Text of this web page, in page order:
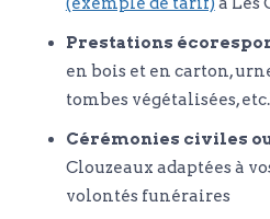
Prestations
en bois et en carton,
tombes végétalisées,
Cérémonies civiles
Clouzeaux adaptées à
volontés funéraires